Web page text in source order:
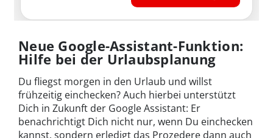
Neue Google-Assistant-Funktion:
Hilfe bei der Urlaubsplanung
Du fliegst morgen in den Urlaub und willst
frühzeitig einchecken? Auch hierbei unterstützt
Dich in Zukunft der Google Assistant: Er
benachrichtigt Dich nicht nur, wenn Du einchecken
kannst, sondern erledigt das Prozedere dann auch